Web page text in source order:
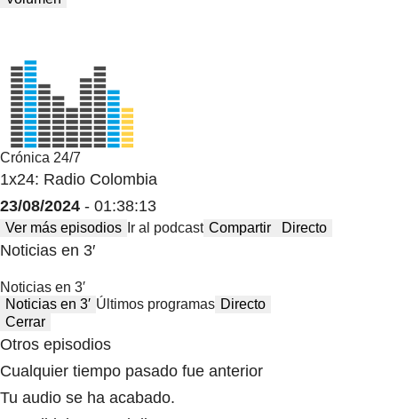
Crónica 24/7
1x24: Radio Colombia
23/08/2024 - 01:38:13
Ver más episodios Ir al podcast Compartir Directo
Noticias en 3′
Noticias en 3′
Noticias en 3′ Últimos programas Directo
Cerrar
Otros episodios
Cualquier tiempo pasado fue anterior
Tu audio se ha acabado.